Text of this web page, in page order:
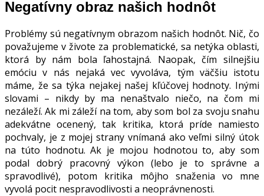
Negatívny obraz našich hodnôt
Problémy sú negatívnym obrazom našich hodnôt. Nič, čo
považujeme v živote za problematické, sa netýka oblasti,
ktorá by nám bola ľahostajná. Naopak, čím silnejšiu
emóciu v nás nejaká vec vyvoláva, tým väčšiu istotu
máme, že sa týka nejakej našej kľúčovej hodnoty. Inými
slovami – nikdy by ma nenaštvalo niečo, na čom mi
nezáleží. Ak mi záleží na tom, aby som bol za svoju snahu
adekvátne ocenený, tak kritika, ktorá príde namiesto
pochvaly, je z mojej strany vnímaná ako veľmi silný útok
na túto hodnotu. Ak je mojou hodnotou to, aby som
podal dobrý pracovný výkon (lebo je to správne a
spravodlivé), potom kritika môjho snaženia vo mne
vyvolá pocit nespravodlivosti a neoprávnenosti.